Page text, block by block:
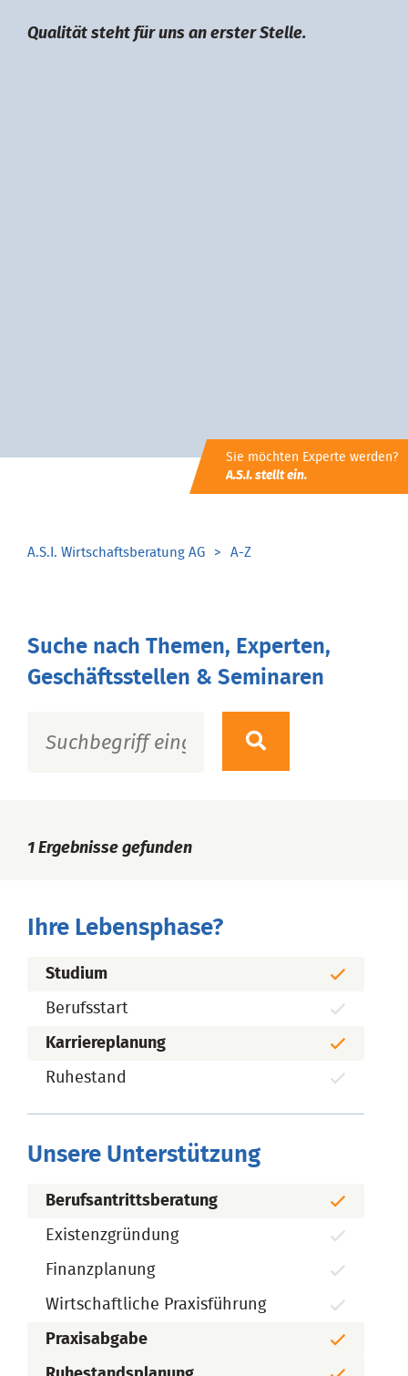
Qualität steht für uns an erster Stelle.
Sie möchten Experte werden?
A.S.I. stellt ein.
A.S.I. Wirtschaftsberatung AG A-Z
Suche nach Themen, Experten,
Geschäftsstellen & Seminaren
1 Ergebnisse gefunden
Ihre Lebensphase?
Studium
Berufsstart
Karriereplanung
Ruhestand
Unsere Unterstützung
Berufsantrittsberatung
Existenzgründung
Finanzplanung
Wirtschaftliche Praxisführung
Praxisabgabe